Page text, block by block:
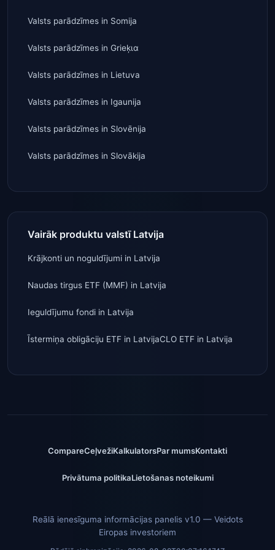
Valsts parādzīmes in Somija
Valsts parādzīmes in Grieķια
Valsts parādzīmes in Lietuva
Valsts parādzīmes in Igaunija
Valsts parādzīmes in Slovēnija
Valsts parādzīmes in Slovākija
Vairāk produktu valstī Latvija
Krājkonti un noguldījumi in Latvija
Naudas tirgus ETF (MMF) in Latvija
Ieguldījumu fondi in Latvija
Īstermiņa obligāciju ETF in LatvijaCLO ETF in Latvija
CompareCeļvežiKalkulatorsPar mumsKontakti
Privātuma politikaLietošanas noteikumi
Reālā ienesīguma informācijas panelis v1.0 — Veidots
Eiropas investoriem